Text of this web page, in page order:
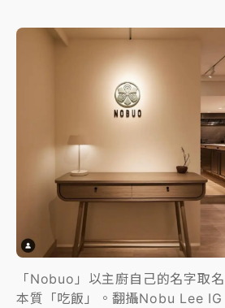
「Nobuo」以主廚自己的名字取
本質「吃飯」。翻攝Nobu Lee IG